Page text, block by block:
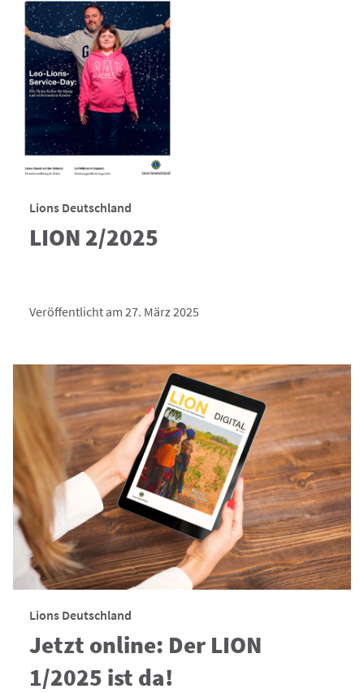
Lions Deutschland
LION 2/2025
Veröffentlicht am 27. März 2025
Lions Deutschland
Jetzt online: Der LION
1/2025 ist da!